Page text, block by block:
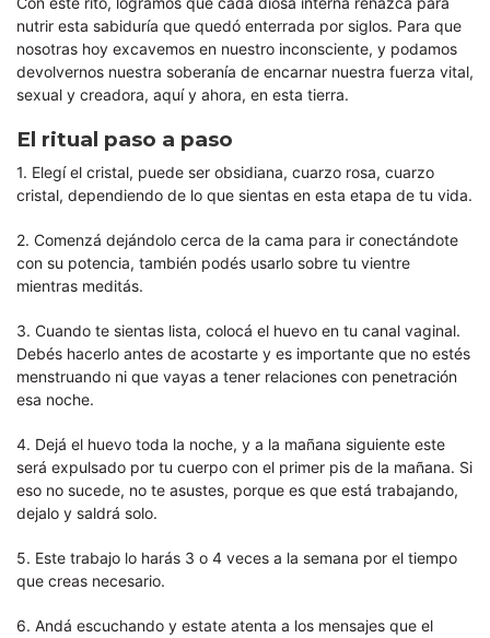
nutrir esta sabiduría que quedó enterrada por siglos. Para que
nosotras hoy excavemos en nuestro inconsciente, y podamos
devolvernos nuestra soberanía de encarnar nuestra fuerza vital,
sexual y creadora, aquí y ahora, en esta tierra.
El ritual paso a paso
1. Elegí el cristal, puede ser obsidiana, cuarzo rosa, cuarzo
cristal, dependiendo de lo que sientas en esta etapa de tu vida.
2. Comenzá dejándolo cerca de la cama para ir conectándote
con su potencia, también podés usarlo sobre tu vientre
mientras meditás.
3. Cuando te sientas lista, colocá el huevo en tu canal vaginal.
Debés hacerlo antes de acostarte y es importante que no estés
menstruando ni que vayas a tener relaciones con penetración
esa noche.
4. Dejá el huevo toda la noche, y a la mañana siguiente este
será expulsado por tu cuerpo con el primer pis de la mañana. Si
eso no sucede, no te asustes, porque es que está trabajando,
dejalo y saldrá solo.
5. Este trabajo lo harás 3 o 4 veces a la semana por el tiempo
que creas necesario.
6. Andá escuchando y estate atenta a los mensajes que el